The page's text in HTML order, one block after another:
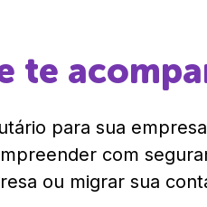
te
para sua
com
ou migrar sua